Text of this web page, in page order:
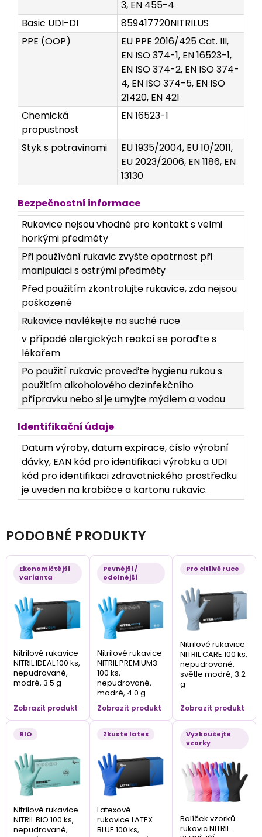
3, EN 455-4
Basic UDI-DI
859417720NITRILUS
PPE (OOP)
EU PPE 2016/425 Cat. III,
EN ISO 374-1, EN 16523-1,
EN ISO 374-2, EN ISO 374-
4, EN ISO 374-5, EN ISO
21420, EN 421
Chemická
propustnost
EN 16523-1
Styk s potravinami
EU 1935/2004, EU 10/2011,
EU 2023/2006, EN 1186, EN
13130
Bezpečnostní informace
Rukavice nejsou vhodné pro kontakt s velmi
horkými předměty
Při používání rukavic zvyšte opatrnost při
manipulaci s ostrými předměty
Před použitím zkontrolujte rukavice, zda nejsou
poškozené
Rukavice navlékejte na suché ruce
v případě alergických reakcí se poraďte s
lékařem
Po použití rukavic proveďte hygienu rukou s
použitím alkoholového dezinfekčního
přípravku nebo si je umyjte mýdlem a vodou
Identifikační údaje
Datum výroby, datum expirace, číslo výrobní
dávky, EAN kód pro identifikaci výrobku a UDI
kód pro identifikaci zdravotnického prostředku
je uveden na krabičce a kartonu rukavic.
PODOBNÉ PRODUKTY
Ekonomičtější
varianta
Nitrilové rukavice
NITRIL IDEAL 100 ks,
nepudrované,
modré, 3.5 g
Zobrazit produkt
Pevnější /
odolnější
Nitrilové rukavice
NITRIL PREMIUM3
100 ks,
nepudrované,
modré, 4.0 g
Zobrazit produkt
Pro citlivé ruce
Nitrilové rukavice
NITRIL CARE 100 ks,
nepudrované,
světle modré, 3.2
g
Zobrazit produkt
BIO
Nitrilové rukavice
NITRIL BIO 100 ks,
nepudrované,
Zkuste latex
Latexové
rukavice LATEX
BLUE 100 ks,
Vyzkoušejte
vzorky
Balíček vzorků
rukavic NITRIL